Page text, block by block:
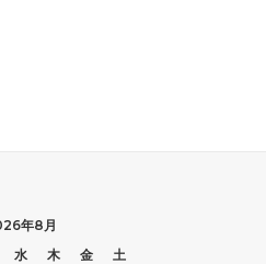
年8月
水 木 金
土